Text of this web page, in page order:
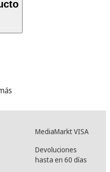
MediaMarkt VISA
Devoluciones
hasta en 60 días